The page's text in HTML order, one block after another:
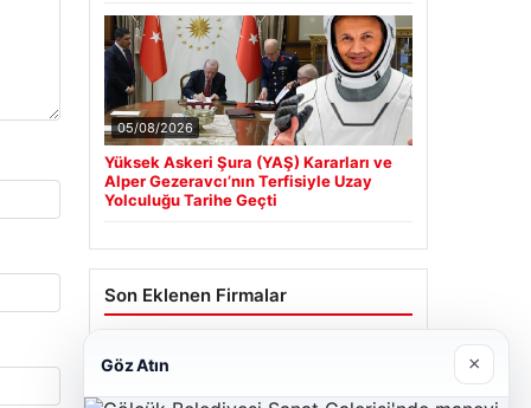
05/08/2026
Yüksek Askeri Şura (YAŞ) Kararları ve
Alper Gezeravcı’nın Terfisiyle Uzay
Yolculuğu Tarihe Geçti
Son Eklenen Firmalar
23/06/2026
Göz Atın ×